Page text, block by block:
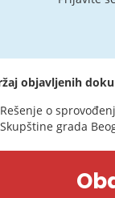
objavljenih
Rešenje o
Skupštine grada